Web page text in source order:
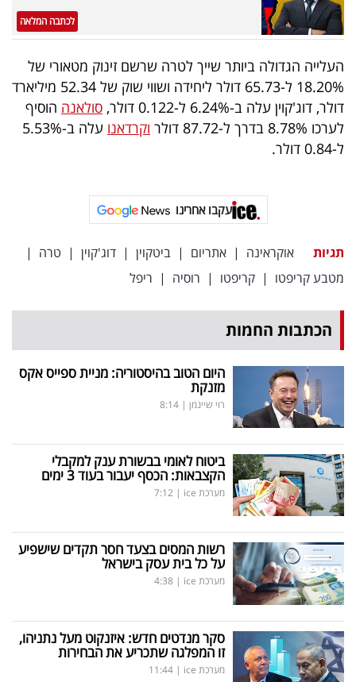
לכתבה המלאה
העלייה הגדולה ביותר שייך לטרה שרשם זינוק מטאורי של
18.20% ל-65.73 דולר ליחידה ושווי שוק של 52.34 מיליארד
דולר, דוג'קוין עלה ב-6.24% ל-0.122 דולר,
סולאנה הוסיף
לערכו 8.78% בדרך ל-87.72 דולר
וקרדאנו
עלה ב-5.53%
ל-0.84 דולר.
עקבו אחרינו
תגיות אוקראינה | אתריום | ביטקוין | דוג'קוין | טרה |
מטבע קריפטו | קריפטו | רוסיה | ריפל
הכתבות החמות
היום הטוב בהיסטוריה: מניית ספייס אקס
מזנקת
רוי שיינמן |
8:14
ביטוח לאומי בבשורת ענק למקבלי
הקצבאות: הכסף יעבור בעוד 3 ימים
מערכת ice |
7:12
רשות המסים בצעד חסר תקדים שישפיע
על כל בית עסק בישראל
מערכת ice |
4:38
סקר מנדטים חדש: איזנקוט מעל נתניהו,
זו המפלגה שתכריע את הבחירות
מערכת ice |
11:44